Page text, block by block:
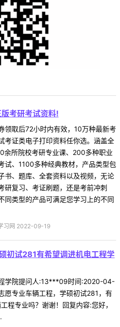
考研考试资料!
领取后72小时内有效，10万种最新考
考证类电子打印资料任你选。涵盖全
余所院校考研专业课、200多种职业
试、1100多种经典教材，产品类型包
书、题库、全套资料以及视频，无论
研复习、考证刷题，还是考前冲刺
同类型的产品可满足您学习上的不同
习网 2022-09-19
初试281有希望调进机电工程学
学院提问人:13***09时间:2020-04-
愿专业车辆工程，学硕初试281，有
程专业吗？谢谢！回复内容:您好，